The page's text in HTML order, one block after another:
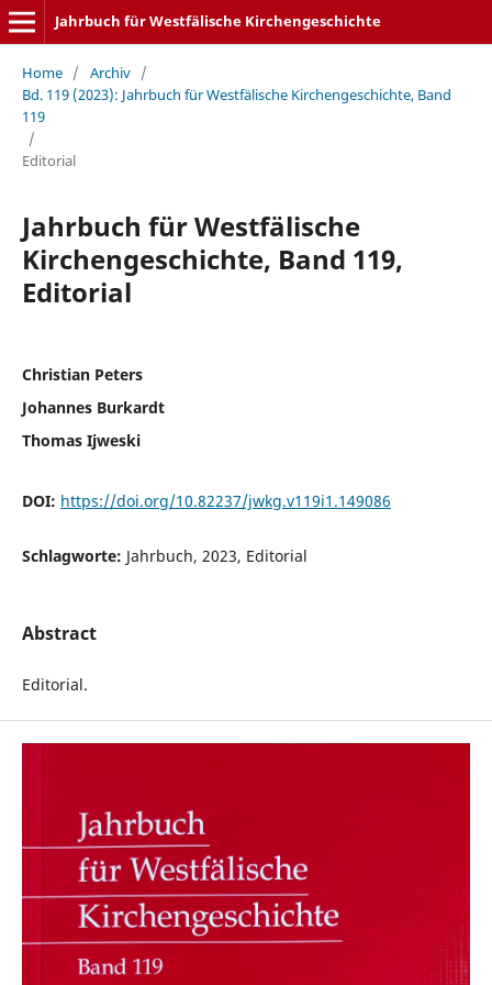
Jahrbuch für Westfälische Kirchengeschichte
Home / Archiv /
Bd. 119 (2023): Jahrbuch für Westfälische Kirchengeschichte, Band
119
/
Editorial
Jahrbuch für Westfälische
Kirchengeschichte, Band 119,
Editorial
Christian Peters
Johannes Burkardt
Thomas Ijweski
DOI: https://doi.org/10.82237/jwkg.v119i1.149086
Schlagworte: Jahrbuch, 2023, Editorial
Abstract
Editorial.